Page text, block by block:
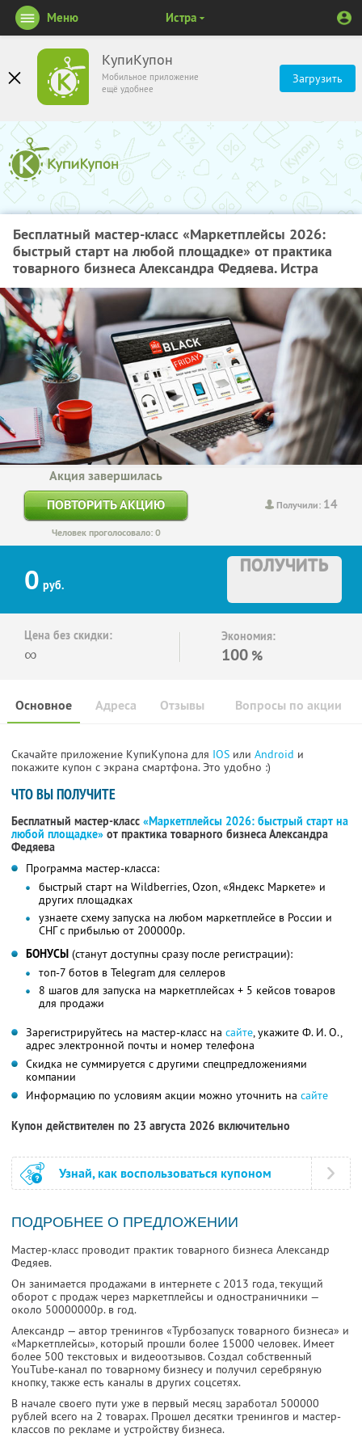
КупиКупон
Мобильное приложение
ещё удобнее
Загрузить
Меню Истра
Бесплатный мастер-класс «Маркетплейсы 2026:
быстрый старт на любой площадке» от практика
товарного бизнеса Александра Федяева. Истра
Получили: 14
Акция завершилась
ПОВТОРИТЬ АКЦИЮ
Человек проголосовало: 0
0 руб.
ПОЛУЧИТЬ
Цена без скидки:
∞
Экономия:
100 %
Основное Отзывы Вопросы по акции
Адреса
Скачайте приложение КупиКупона для IOS или Android и
покажите купон с экрана смартфона. Это удобно :)
ЧТО ВЫ ПОЛУЧИТЕ
Бесплатный мастер-класс «Маркетплейсы 2026: быстрый старт на
любой площадке» от практика товарного бизнеса Александра
Федяева
Программа мастер-класса:
быстрый старт на Wildberries, Ozon, «Яндекс Маркете» и
других площадках
узнаете схему запуска на любом маркетплейсе в России и
СНГ с прибылью от 200000р.
БОНУСЫ (станут доступны сразу после регистрации):
топ-7 ботов в Telegram для селлеров
8 шагов для запуска на маркетплейсах + 5 кейсов товаров
для продажи
Зарегистрируйтесь на мастер-класс на сайте, укажите Ф. И. О.,
адрес электронной почты и номер телефона
Скидка не суммируется с другими спецпредложениями
компании
Информацию по условиям акции можно уточнить на сайте
Купон действителен по 23 августа 2026 включительно
Узнай, как воспользоваться купоном
ПОДРОБНЕЕ О ПРЕДЛОЖЕНИИ
Мастер-класс проводит практик товарного бизнеса Александр
Федяев.
Он занимается продажами в интернете с 2013 года, текущий
оборот с продаж через маркетплейсы и одностраничники —
около 50000000р. в год.
Александр — автор тренингов «Турбозапуск товарного бизнеса» и
«Маркетплейсы», который прошли более 15000 человек. Имеет
более 500 текстовых и видеоотзывов. Создал собственный
YouTube-канал по товарному бизнесу и получил серебряную
кнопку, также есть каналы в других соцсетях.
В начале своего пути уже в первый месяц заработал 500000
рублей всего на 2 товарах. Прошел десятки тренингов и мастер-
классов по рекламе и устройству бизнеса.